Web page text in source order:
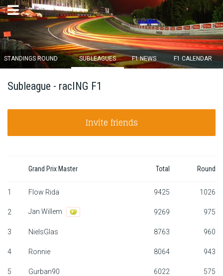
×
16d :
Login
Standings
Standings round
STANDINGS ROUND SUBLEAGUES F1 NEWS F1 CALENDAR
Subleague - racING F1
Invite friends
Grand Prix Master Total Round
1 Flow Rida 9425 1026
2 Jan Willem 9269 975
3 NielsGlas 8763 960
4 Ronnie 8064 943
5 Gurban90 6022 575